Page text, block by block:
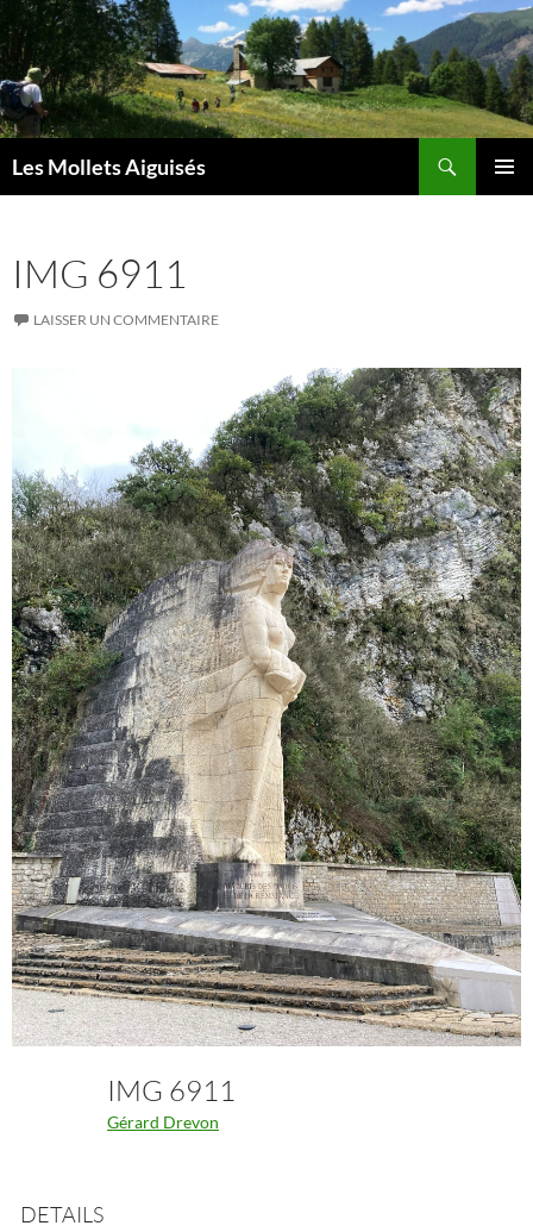
Aller
au
contenu
Les Mollets Aiguisés
IMG 6911
LAISSER UN COMMENTAIRE
IMG 6911
Gérard Drevon
DETAILS